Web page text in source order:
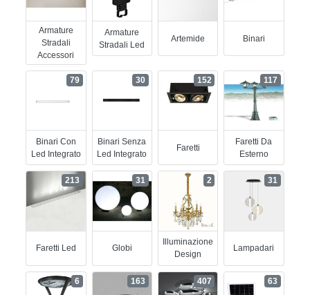
Armature
Stradali
Accessori
Armature
Stradali Led
Artemide Binari
Binari Con
Led Integrato
79
Binari Senza
Led Integrato
30
Faretti
152
Faretti Da
Esterno
117
Faretti Led
213
Globi
31
Illuminazione
Design
2
Lampadari
31
6 163 407 63